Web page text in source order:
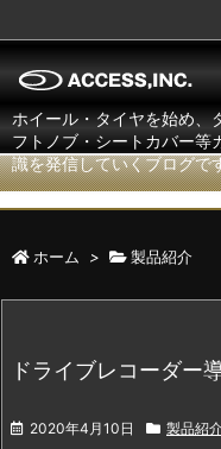
ホイール・タイヤを始め、
フトノブ・シートカバー等
識を発信していくブログで
ホーム > 製品紹介
ドライブレコーダー
2020年4月10日 製品紹